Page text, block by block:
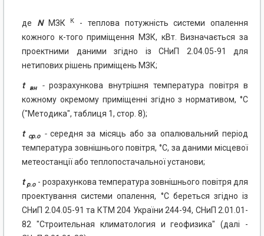
де NМЗК К
- теплова потужність системи опалення
кожного к-того приміщення МЗК, кВт. Визначається за
проектними даними згідно із СНиП 2.04.05-91 для
нетипових рішень приміщень МЗК;
t вн -розрахункова внутрішня температура повітря в
кожному окремому приміщенні згідно з нормативом, °C
("Методика", таблиця 1, стор. 8);
t ср.о -середня за місяць або за опалювальний період
температура зовнішнього повітря, °C, за даними місцевої
метеостанції або теплопостачальної установи;
t р.о- розрахункова температура зовнішнього повітря для
проектування системи опалення, °C береться згідно із
СНиП 2.04.05-91 та КТМ 204 України 244-94, СНиП 2.01.01-
82 "Строительная климатология и геофизика" (далі -